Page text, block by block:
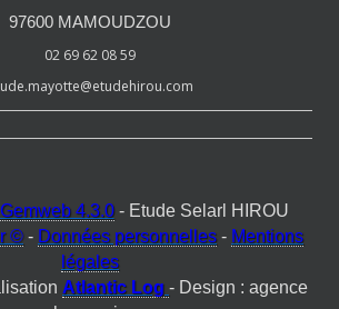
97600 MAMOUDZOU
02 69 62 08 59
4.3.0- Etude Selarl HIROU
© - Données personnelles - Mentions
légales
Atlantic Log - Design : agence